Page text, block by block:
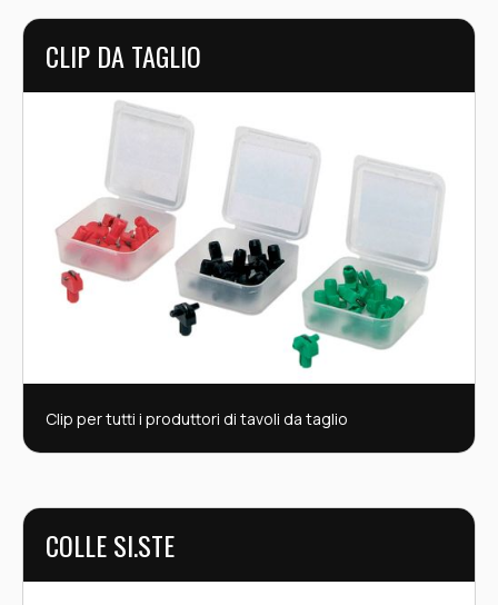
CLIP DA TAGLIO
Clip per tutti i produttori di tavoli da taglio
COLLE SI.STE